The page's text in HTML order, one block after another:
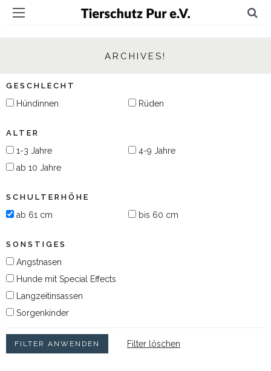
ARCHIVES!
GESCHLECHT
Hündinnen Rüden
ALTER
1-3 Jahre
4-9 Jahre
ab 10 Jahre
SCHULTERHÖHE
ab 61 cm bis 60 cm
SONSTIGES
Angstnasen
Hunde mit Special Effects
Langzeitinsassen
Sorgenkinder
Filter löschen